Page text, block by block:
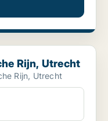
Rijn, Utrecht
Rijn, Utrecht